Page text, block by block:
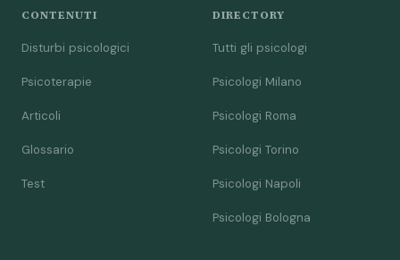
CONTENUTI
Disturbi psicologici
Psicoterapie
Articoli
Glossario
Test
DIRECTORY
Tutti gli psicologi
Psicologi Milano
Psicologi Roma
Psicologi Torino
Psicologi Napoli
Psicologi Bologna